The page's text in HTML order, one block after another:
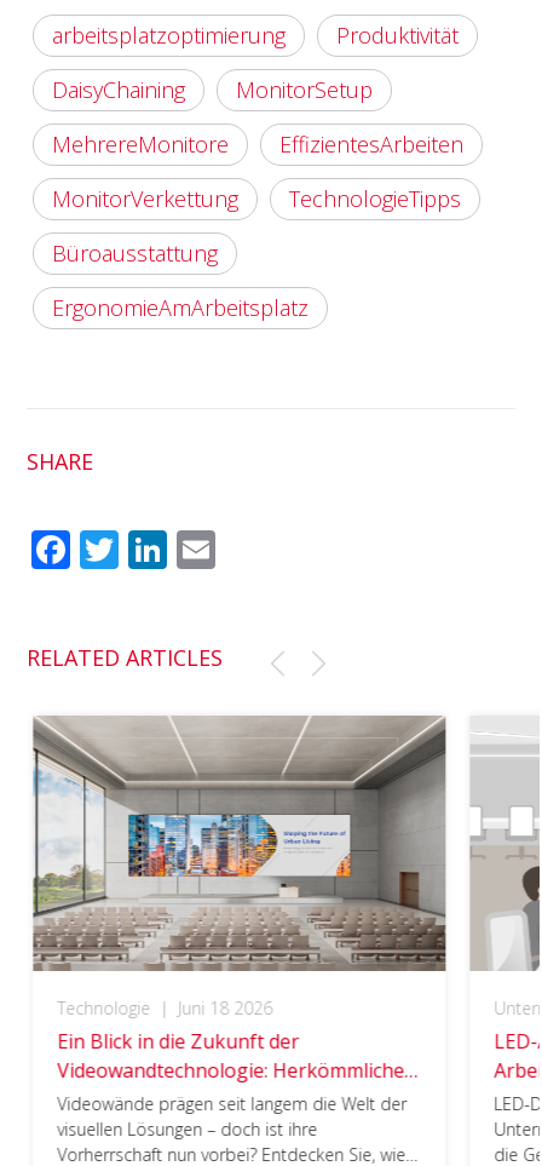
arbeitsplatzoptimierung
Produktivität
DaisyChaining
MonitorSetup
MehrereMonitore
EffizientesArbeiten
MonitorVerkettung
TechnologieTipps
Büroausstattung
ErgonomieAmArbeitsplatz
SHARE
Fac
Twit
Link
RELATED ARTICLES
Technologie | Juni 18 2026
Ein Blick in die Zukunft der
Videowandtechnologie: Herkömmliche
LED-Displays vs. All-in-One-LED-
Displays​
Videowände prägen seit langem die Welt der
visuellen Lösungen – doch ist ihre
Vorherrschaft nun vorbei? Entdecken Sie, wie
LED-
die